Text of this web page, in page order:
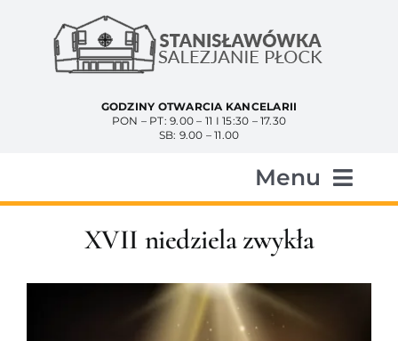
zawartości
GODZINY OTWARCIA KANCELARII
PON – PT: 9.00 – 11 I 15:30 – 17.30
SB: 9.00 – 11.00
Menu
Aktualności
XVII niedziela zwykła